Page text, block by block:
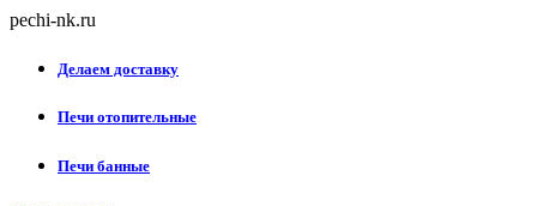
Skip
content
pechi-nk.ru
Делаем доставку
Печи отопительные
Печи банные